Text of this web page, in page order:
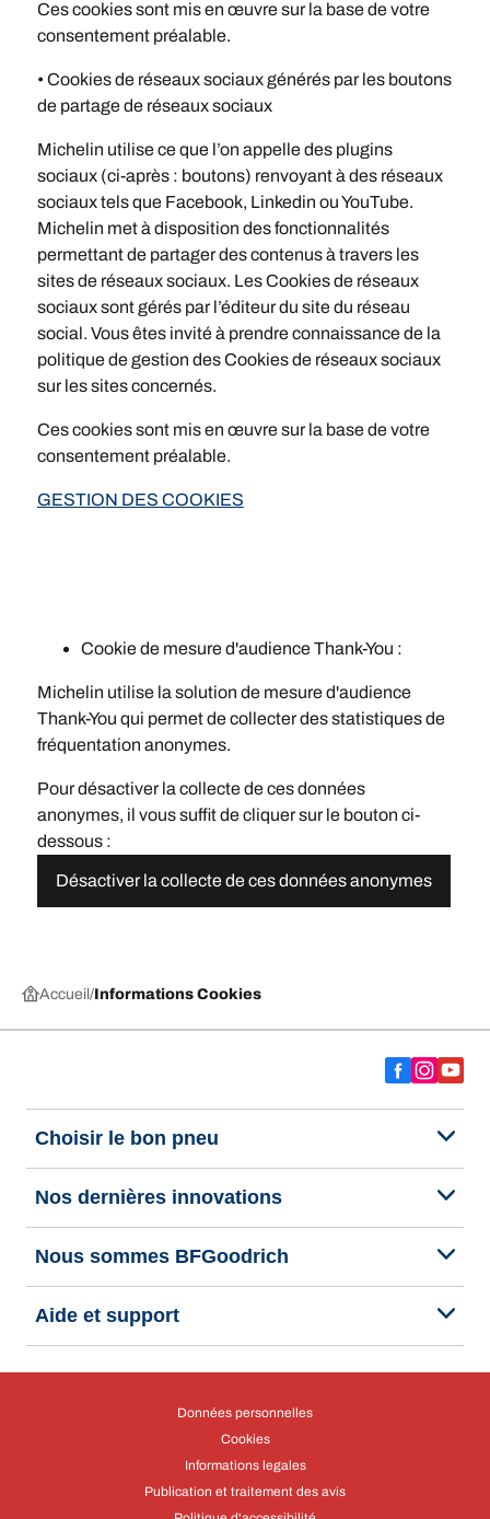
Ces cookies sont mis en œuvre sur la base de votre
consentement préalable.
• Cookies de réseaux sociaux générés par les boutons
de partage de réseaux sociaux
Michelin utilise ce que l’on appelle des plugins
sociaux (ci-après : boutons) renvoyant à des réseaux
sociaux tels que Facebook, Linkedin ou YouTube.
Michelin met à disposition des fonctionnalités
permettant de partager des contenus à travers les
sites de réseaux sociaux. Les Cookies de réseaux
sociaux sont gérés par l’éditeur du site du réseau
social. Vous êtes invité à prendre connaissance de la
politique de gestion des Cookies de réseaux sociaux
sur les sites concernés.
Ces cookies sont mis en œuvre sur la base de votre
consentement préalable.
GESTION DES COOKIES
Cookie de mesure d'audience Thank-You :
Michelin utilise la solution de mesure d'audience
Thank-You qui permet de collecter des statistiques de
fréquentation anonymes.
Pour désactiver la collecte de ces données
anonymes, il vous suffit de cliquer sur le bouton ci-
dessous :
Désactiver la collecte de ces données anonymes
Accueil Informations Cookies
Choisir le bon pneu
Nos dernières innovations
Nous sommes BFGoodrich
Aide et support
Données personnelles
Cookies
Informations legales
Publication et traitement des avis